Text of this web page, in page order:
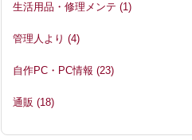
生活用品・修理メンテ (1)
管理人より (4)
自作PC・PC情報 (23)
通販 (18)